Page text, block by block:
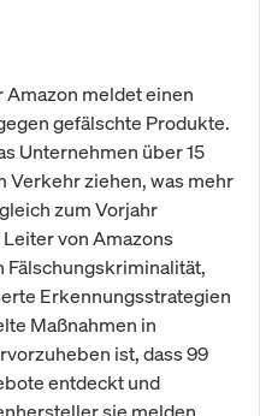
meldet einen
gefälschte Produkte.
Unternehmen über 15
Verkehr ziehen, was mehr
zum Vorjahr
von Amazons
Erkennungsstrategien
Maßnahmen in
ist, dass 99
entdeckt und